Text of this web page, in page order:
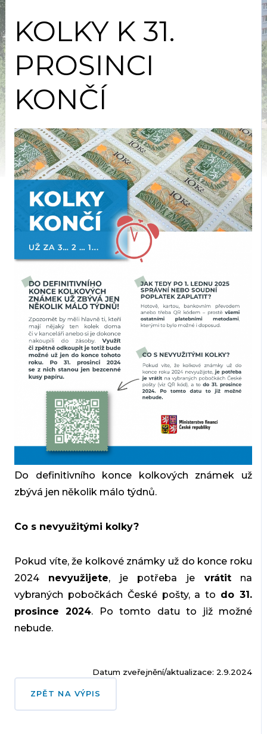
KOLKY K 31.
PROSINCI
KONČÍ
Do definitivního konce kolkových známek už
zbývá jen několik málo týdnů.
Co s nevyužitými kolky?
Pokud víte, že kolkové známky už do konce roku
2024 nevyužijete, je potřeba je vrátitna
vybraných pobočkách České pošty, a to do 31.
prosince 2024. Po tomto datu to již možné
nebude.
Datum zveřejnění/aktualizace: 2.9.2024
ZPĚT NA VÝPIS